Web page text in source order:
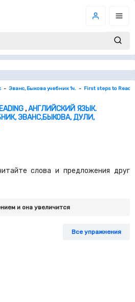
Эванс, Быкова учебник 1ч. First steps to
,АНГЛИЙСКИЙ ЯЗЫК.
ЭВАНС,БЫКОВА, ДУЛИ,
слова и предложения друг
и она увеличится
Все упражнения